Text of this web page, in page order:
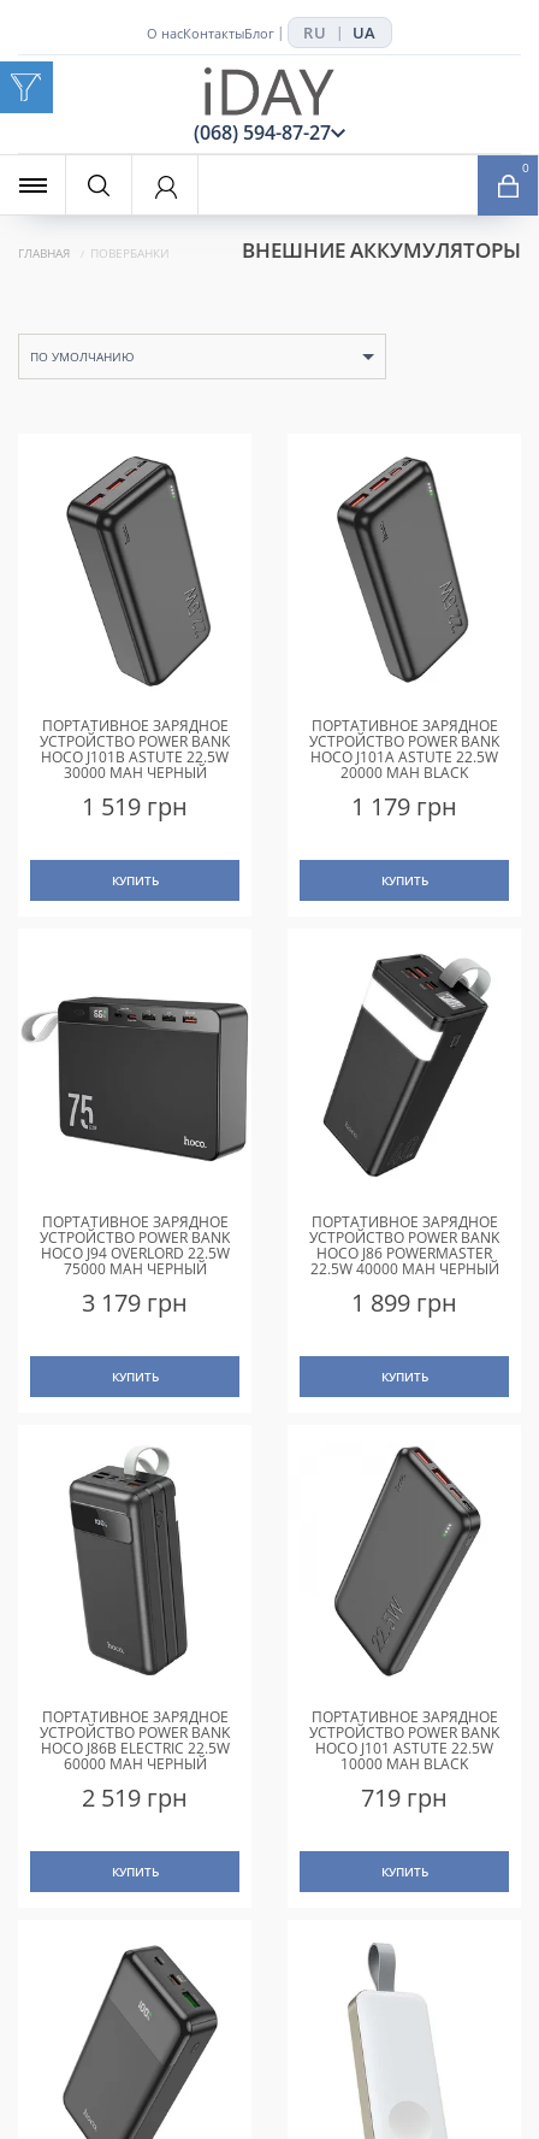
x
О насКонтактыБлог | RU | UA
(068) 594-87-27
0
ГЛАВНАЯ ПОВЕРБАНКИ ВНЕШНИЕ АККУМУЛЯТОРЫ
ПО УМОЛЧАНИЮ
ПОРТАТИВНОЕ ЗАРЯДНОЕ
УСТРОЙСТВО POWER BANK
HOCO J101B ASTUTE 22.5W
30000 MAH ЧЕРНЫЙ
1 519 грн
КУПИТЬ
ПОРТАТИВНОЕ ЗАРЯДНОЕ
УСТРОЙСТВО POWER BANK
HOCO J101A ASTUTE 22.5W
20000 MAH BLACK
1 179 грн
КУПИТЬ
ПОРТАТИВНОЕ ЗАРЯДНОЕ
УСТРОЙСТВО POWER BANK
HOCO J94 OVERLORD 22.5W
75000 MAH ЧЕРНЫЙ
3 179 грн
КУПИТЬ
ПОРТАТИВНОЕ ЗАРЯДНОЕ
УСТРОЙСТВО POWER BANK
HOCO J86 POWERMASTER
22.5W 40000 MAH ЧЕРНЫЙ
1 899 грн
КУПИТЬ
ПОРТАТИВНОЕ ЗАРЯДНОЕ
УСТРОЙСТВО POWER BANK
HOCO J86B ELECTRIC 22.5W
60000 MAH ЧЕРНЫЙ
2 519 грн
КУПИТЬ
ПОРТАТИВНОЕ ЗАРЯДНОЕ
УСТРОЙСТВО POWER BANK
HOCO J101 ASTUTE 22.5W
10000 MAH BLACK
719 грн
КУПИТЬ